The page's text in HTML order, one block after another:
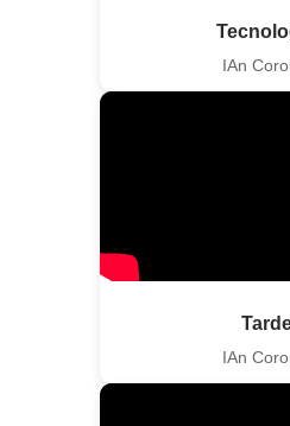
IAn
IAn